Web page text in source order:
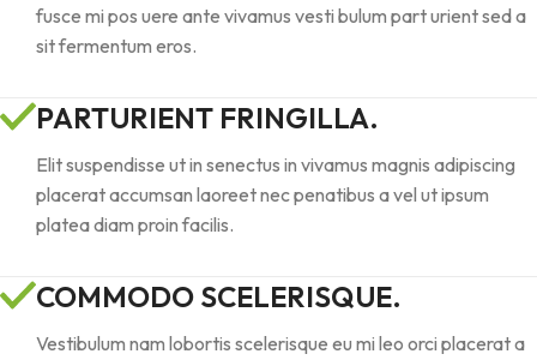
fusce mi pos uere ante vivamus vesti bulum part urient sed a
sit fermentum eros.
PARTURIENT FRINGILLA.
Elit suspendisse ut in senectus in vivamus magnis adipiscing
placerat accumsan laoreet nec penatibus a vel ut ipsum
platea diam proin facilis.
COMMODO SCELERISQUE.
Vestibulum nam lobortis scelerisque eu mi leo orci placerat a